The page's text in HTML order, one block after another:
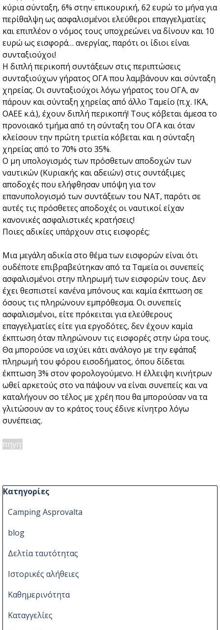
κύρια σύνταξη, 6% στην επικουρική, 62 ευρώ το μήνα για
περίθαλψη ως ασφαλισμένοι ελεύθεροι επαγγελματίες
και επιπλέον ο νόμος τους υποχρεώνει να δίνουν και 10
ευρώ ως εισφορά… ανεργίας, παρότι οι ίδιοι είναι
συνταξιούχοι!
Η διπλή περικοπή συντάξεων στις περιπτώσεις
συνταξιούχων γήρατος ΟΓΑ που λαμβάνουν και σύνταξη
χηρείας. Οι συνταξιούχοι λόγω γήρατος του ΟΓΑ, αν
πάρουν και σύνταξη χηρείας από άλλο Ταμείο (π.χ. ΙΚΑ,
ΟΑΕΕ κ.ά.), έχουν διπλή περικοπή! Τους κόβεται άμεσα το
προνοιακό τμήμα από τη σύνταξη του ΟΓΑ και όταν
κλείσουν την πρώτη τριετία κόβεται και η σύνταξη
χηρείας από το 70% στο 35%.
Ο μη υπολογισμός των πρόσθετων αποδοχών των
ναυτικών (Κυριακής και αδειών) στις συντάξιμες
αποδοχές που ελήφθησαν υπόψη για τον
επανυπολογισμό των συντάξεων του ΝΑΤ, παρότι σε
αυτές τις πρόσθετες αποδοχές οι ναυτικοί είχαν
κανονικές ασφαλιστικές κρατήσεις!
Ποιες αδικίες υπάρχουν στις εισφορές;
Μια μεγάλη αδικία στο θέμα των εισφορών είναι ότι
ουδέποτε επιβραβεύτηκαν από τα Ταμεία οι συνεπείς
ασφαλισμένοι στην πληρωμή των εισφορών τους. Δεν
έχει θεσπιστεί κανένα μπόνους και καμία έκπτωση σε
όσους τις πληρώνουν εμπρόθεσμα. Οι συνεπείς
ασφαλισμένοι, είτε πρόκειται για ελεύθερους
επαγγελματίες είτε για εργοδότες, δεν έχουν καμία
έκπτωση όταν πληρώνουν τις εισφορές στην ώρα τους.
Θα μπορούσε να ισχύει κάτι ανάλογο με την εφάπαξ
πληρωμή του φόρου εισοδήματος, όπου δίδεται
έκπτωση 3% στον φορολογούμενο. Η έλλειψη κινήτρων
ωθεί αρκετούς στο να πάψουν να είναι συνεπείς και να
καταλήγουν σο τέλος με χρέη που θα μπορούσαν να τα
γλιτώσουν αν το κράτος τους έδινε κίνητρο λόγω
συνέπειας.
πηγη:
Παράλειψη μπλόκ Κατηγορίες
Κατηγορίες
Camping Asprovalta
blog
Δελτία ταυτότητας
Ιστορικές αλήθειες
Καθημερινότητα
Καταγγελίες